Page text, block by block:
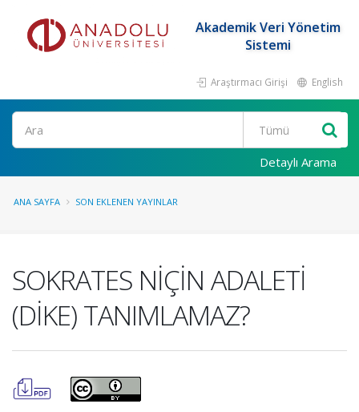
Akademik Veri Yönetim
Sistemi
Araştırmacı Girişi English
Ara
Detaylı Arama
ANA SAYFA SON EKLENEN YAYINLAR
SOKRATES NİÇİN ADALETİ
(DİKE) TANIMLAMAZ?